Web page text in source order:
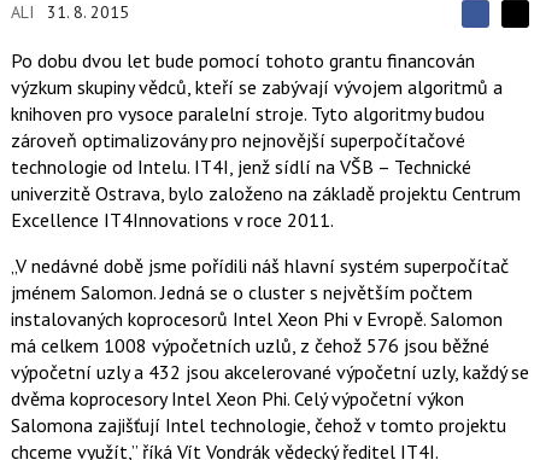
ALI 31. 8. 2015
S
d
í
l
e
t
S
l
j
a
e
o
u
a
Po dobu dvou let bude pomocí tohoto grantu financován
výzkum skupiny vědců, kteří se zabývají vývojem algoritmů a
knihoven pro vysoce paralelní stroje. Tyto algoritmy budou
zároveň optimalizovány pro nejnovější superpočítačové
technologie od Intelu. IT4I, jenž sídlí na VŠB – Technické
univerzitě Ostrava, bylo založeno na základě projektu Centrum
Excellence IT4Innovations v roce 2011.
„V nedávné době jsme pořídili náš hlavní systém superpočítač
jménem Salomon. Jedná se o cluster s největším počtem
instalovaných koprocesorů Intel Xeon Phi v Evropě. Salomon
má celkem 1008 výpočetních uzlů, z čehož 576 jsou běžné
výpočetní uzly a 432 jsou akcelerované výpočetní uzly, každý se
dvěma koprocesory Intel Xeon Phi. Celý výpočetní výkon
Salomona zajišťují Intel technologie, čehož v tomto projektu
chceme využít,” říká Vít Vondrák vědecký ředitel IT4I.